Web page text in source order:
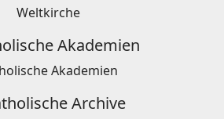
Weltkirche
Akademien